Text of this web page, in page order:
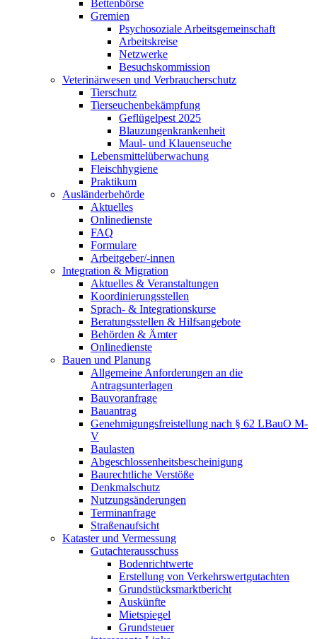
Bettenbörse
Gremien
Psychosoziale Arbeits­gemeinschaft
Arbeitskreise
Netzwerke
Besuchskommission
Veterinärwesen und Verbraucherschutz
Tierschutz
Tierseuchenbekämpfung
Geflügelpest 2025
Blauzungenkrankenheit
Maul- und Klauenseuche
Lebensmittelüberwachung
Fleischhygiene
Praktikum
Ausländerbehörde
Aktuelles
Onlinedienste
FAQ
Formulare
Arbeitgeber/-innen
Integration & Migration
Aktuelles & Veranstaltungen
Koordinierungsstellen
Sprach- & Integrationskurse
Beratungsstellen & Hilfsangebote
Behörden & Ämter
Onlinedienste
Bauen und Planung
Allgemeine Anforderungen an die
Antragsunterlagen
Bauvoranfrage
Bauantrag
Genehmigungsfreistellung nach § 62 LBauO M-
V
Baulasten
Abgeschlossenheits­bescheinigung
Baurechtliche Verstöße
Denkmalschutz
Nutzungsänderungen
Terminanfrage
Straßenaufsicht
Kataster und Vermessung
Gutachterausschuss
Bodenrichtwerte
Erstellung von Verkehrswertgutachten
Grundstücksmarktbericht
Auskünfte
Mietspiegel
Grundsteuer